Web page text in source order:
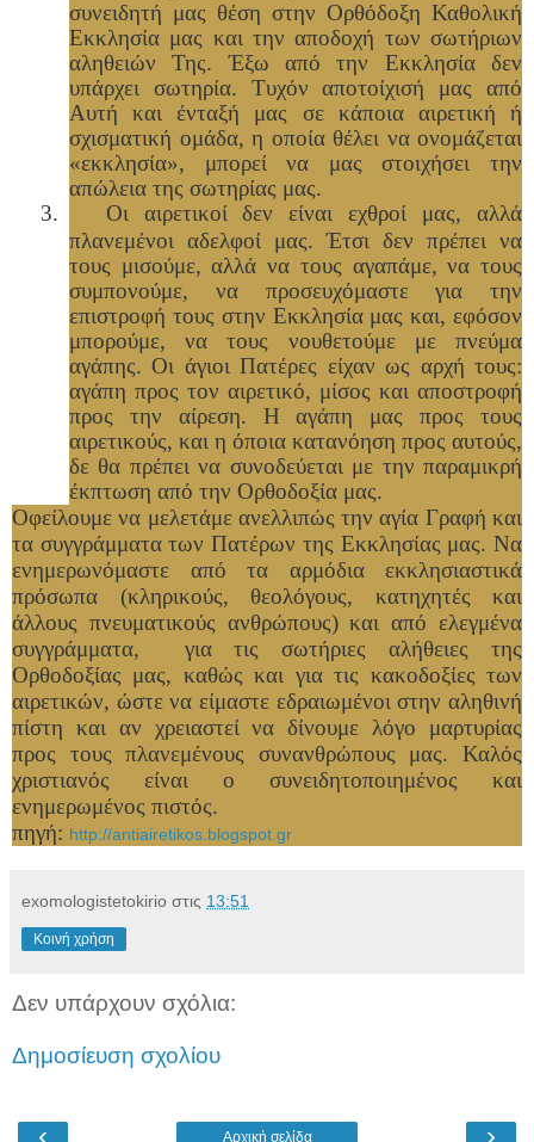
συνειδητή μας θέση στην Ορθόδοξη Καθολική
Εκκλησία μας και την αποδοχή των σωτήριων
αληθειών Της. Έξω από την Εκκλησία δεν
υπάρχει σωτηρία. Τυχόν αποτοίχισή μας από
Αυτή και ένταξή μας σε κάποια αιρετική ή
σχισματική ομάδα, η οποία θέλει να ονομάζεται
«εκκλησία», μπορεί να μας στοιχήσει την
απώλεια της σωτηρίας μας.
3.
Οι αιρετικοί δεν είναι εχθροί μας, αλλά
πλανεμένοι αδελφοί μας. Έτσι δεν πρέπει να
τους μισούμε, αλλά να τους αγαπάμε, να τους
συμπονούμε, να προσευχόμαστε για την
επιστροφή τους στην Εκκλησία μας και, εφόσον
μπορούμε, να τους νουθετούμε με πνεύμα
αγάπης. Οι άγιοι Πατέρες είχαν ως αρχή τους:
αγάπη προς τον αιρετικό, μίσος και αποστροφή
προς την αίρεση. Η αγάπη μας προς τους
αιρετικούς, και η όποια κατανόηση προς αυτούς,
δε θα πρέπει να συνοδεύεται με την παραμικρή
έκπτωση από την Ορθοδοξία μας.
Οφείλουμε να μελετάμε ανελλιπώς την αγία Γραφή και
τα συγγράμματα των Πατέρων της Εκκλησίας μας. Να
ενημερωνόμαστε από τα αρμόδια εκκλησιαστικά
πρόσωπα (κληρικούς, θεολόγους, κατηχητές και
άλλους πνευματικούς ανθρώπους) και από ελεγμένα
συγγράμματα, για τις σωτήριες αλήθειες της
Ορθοδοξίας μας, καθώς και για τις κακοδοξίες των
αιρετικών, ώστε να είμαστε εδραιωμένοι στην αληθινή
πίστη και αν χρειαστεί να δίνουμε λόγο μαρτυρίας
προς τους πλανεμένους συνανθρώπους μας. Καλός
χριστιανός είναι ο συνειδητοποιημένος και
ενημερωμένος πιστός.
πηγή: http://antiairetikos.blogspot.gr
exomologistetokirio στις 13:51
Κοινή χρήση
Δεν υπάρχουν σχόλια:
Δημοσίευση σχολίου
Αρχική σελίδα